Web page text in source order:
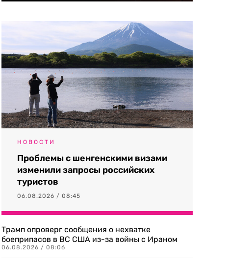
НОВОСТИ
Проблемы с шенгенскими визами
изменили запросы российских
туристов
06.08.2026 / 08:45
Трамп опроверг сообщения о нехватке
боеприпасов в ВС США из-за войны с Ираном
06.08.2026 / 08:06